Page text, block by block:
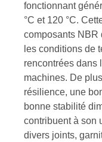
fonctionnant
°C et 120 °C.
composants NBR
les conditions de
rencontrées dans
machines. De
résilience, une
bonne stabilité
contribuent à son
divers joints,